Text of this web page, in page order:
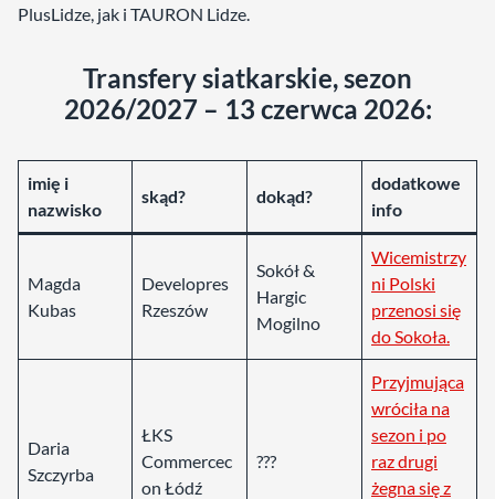
PlusLidze, jak i TAURON Lidze.
Transfery siatkarskie, sezon
2026/2027 – 13 czerwca 2026:
imię i
nazwisko
skąd? dokąd?
dodatkowe
info
Magda
Kubas
Developres
Rzeszów
Sokół &
Hargic
Mogilno
Wicemistrzy
ni Polski
przenosi się
do Sokoła.
Daria
Szczyrba
ŁKS
Commercec
on Łódź
???
Przyjmująca
wróciła na
sezon i po
raz drugi
żegna się z